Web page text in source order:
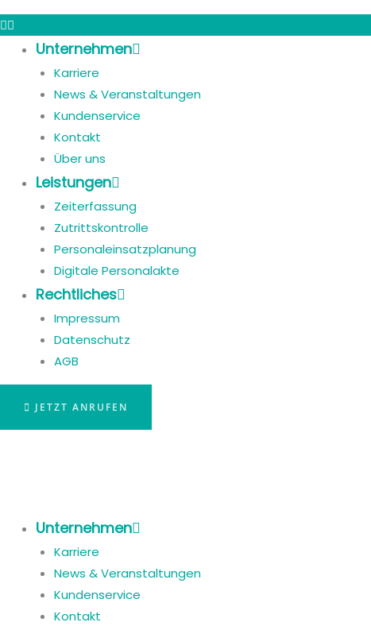
Unternehmen
Karriere
News & Veranstaltungen
Kundenservice
Kontakt
Über uns
Leistungen
Zeiterfassung
Zutrittskontrolle
Personaleinsatzplanung
Digitale Personalakte
Rechtliches
Impressum
Datenschutz
AGB
JETZT ANRUFEN
Unternehmen
Karriere
News & Veranstaltungen
Kundenservice
Kontakt